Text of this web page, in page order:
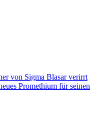
von Sigma Blasar verirrt
Promethium für seinen